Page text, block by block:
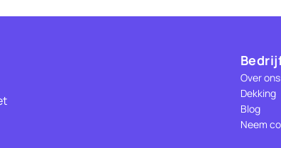
Over ons
Dekking
Blog
Neem